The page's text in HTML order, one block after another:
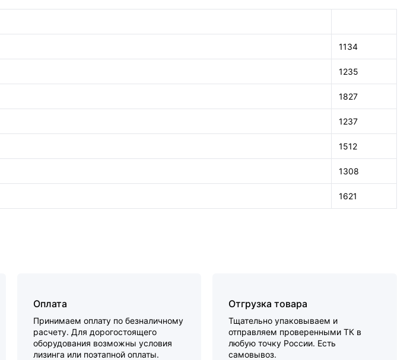
1134
1235
1827
1237
1512
1308
1621
Оплата
Принимаем оплату по безналичному
расчету. Для дорогостоящего
оборудования возможны условия
лизинга или поэтапной оплаты.
Отгрузка товара
Тщательно упаковываем и
отправляем проверенными ТК в
любую точку России. Есть
самовывоз.